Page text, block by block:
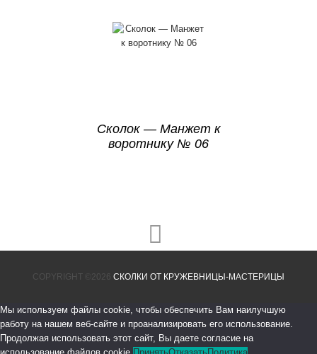
Сколок — Манжет к
воротнику № 06
COPYRIGHT ©2026 СКОЛКИ ОТ КРУЖЕВНИЦЫ-МАСТЕРИЦЫ
Мы используем файлы cookie, чтобы обеспечить Вам наилучшую
работу на нашем веб-сайте и проанализировать его использование.
Продолжая использовать этот сайт, Вы даете согласие на